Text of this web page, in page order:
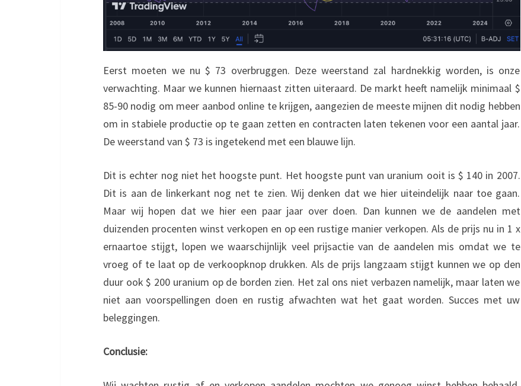
Eerst moeten we nu $ 73 overbruggen. Deze weerstand zal hardnekkig worden, is onze
verwachting. Maar we kunnen hiernaast zitten uiteraard. De markt heeft namelijk minimaal $
85-90 nodig om meer aanbod online te krijgen, aangezien de meeste mijnen dit nodig hebben
om in stabiele productie op te gaan zetten en contracten laten tekenen voor een aantal jaar.
De weerstand van $ 73 is ingetekend met een blauwe lijn.
Dit is echter nog niet het hoogste punt. Het hoogste punt van uranium ooit is $ 140 in 2007.
Dit is aan de linkerkant nog net te zien. Wij denken dat we hier uiteindelijk naar toe gaan.
Maar wij hopen dat we hier een paar jaar over doen. Dan kunnen we de aandelen met
duizenden procenten winst verkopen en op een rustige manier verkopen. Als de prijs nu in 1 x
ernaartoe stijgt, lopen we waarschijnlijk veel prijsactie van de aandelen mis omdat we te
vroeg of te laat op de verkoopknop drukken. Als de prijs langzaam stijgt kunnen we op den
duur ook $ 200 uranium op de borden zien. Het zal ons niet verbazen namelijk, maar laten we
niet aan voorspellingen doen en rustig afwachten wat het gaat worden. Succes met uw
beleggingen.
Conclusie: